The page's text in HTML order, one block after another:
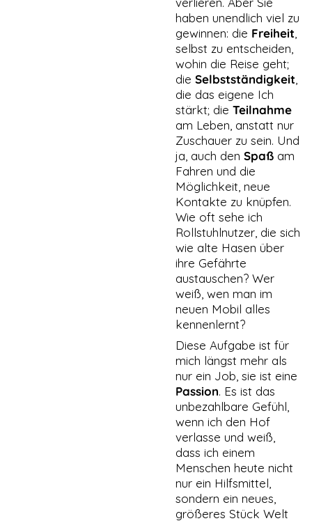
haben unendlich viel zu
gewinnen: die Freiheit
selbst zu entscheiden,
wohin die Reise geht;
dieSelbstständigkeit
die das eigene Ich
stärkt; dieTeilnahme
am Leben, anstatt nur
Zuschauer zu sein. Und
ja, auch denSpaß am
Fahren und die
Möglichkeit, neue
Kontakte zu knüpfen.
Wie oft sehe ich
Rollstuhlnutzer, die sich
wie alte Hasen über
ihre Gefährte
austauschen? Wer
weiß, wen man im
neuen Mobil alles
kennenlernt?
Diese Aufgabe ist für
mich längst mehr als
nur ein Job, sie ist eine
Passion. Es ist das
unbezahlbare Gefühl,
wenn ich den Hof
verlasse und weiß,
dass ich einem
Menschen heute nicht
nur ein Hilfsmittel,
sondern ein neues,
größeres Stück Welt